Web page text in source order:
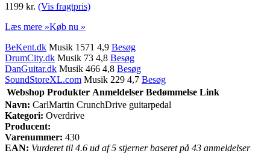
1199 kr. (Vis fragtpris)
Læs mere »Køb nu »
BeKent.dk Musik 1571 4,9 Besøg
DrumCity.dk Musik 73 4,8 Besøg
DanGuitar.dk Musik 466 4,8 Besøg
SoundStoreXL.com Musik 229 4,7 Besøg
Webshop Produkter Anmeldelser Bedømmelse Link
Navn: CarlMartin CrunchDrive guitarpedal
Kategori: Overdrive
Producent:
Varenummer: 430
EAN: Vurderet til 4.6 ud af 5 stjerner baseret på 43 anmeldelser